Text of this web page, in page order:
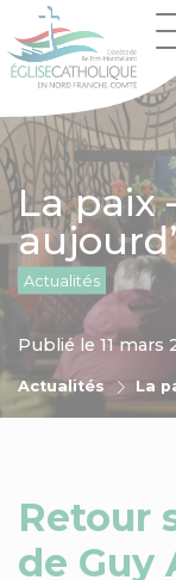
La paix
Actualités
Actualités La
Publié le 11 mars
Retour
de Guy